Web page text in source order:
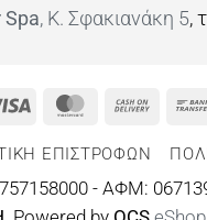
Spa, Κ. Σφακιανάκη 5,
Visa MasterCard
Cash
ΕΠΙΣΤΡΟΦΏΝ
- ΑΦΜ: